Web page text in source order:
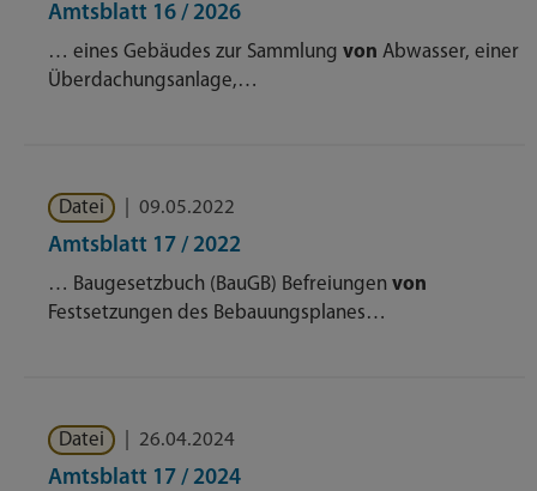
Amtsblatt 16 / 2026
… eines Gebäudes zur Sammlung von Abwasser, einer
Überdachungsanlage,…
Datei 09.05.2022
Amtsblatt 17 / 2022
… Baugesetzbuch (BauGB) Befreiungen von
Festsetzungen des Bebauungsplanes…
Datei 26.04.2024
Amtsblatt 17 / 2024